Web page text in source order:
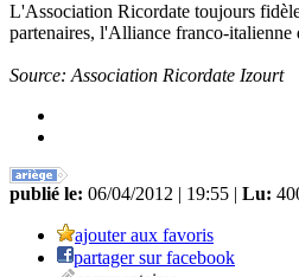
L'Association Ricordate toujours
partenaires, l'Alliance franco-italienne
Source: Association Ricordate Izourt
publié le: 06/04/2012 | 19:55 | Lu:
ajouter aux favoris
partager sur facebook